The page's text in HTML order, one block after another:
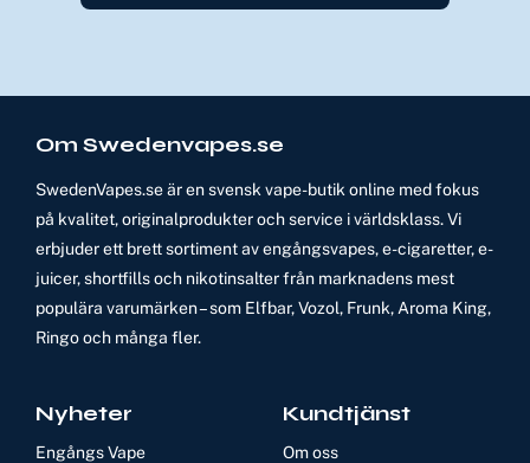
Om Swedenvapes.se
SwedenVapes.se är en svensk vape-butik online med fokus
på kvalitet, originalprodukter och service i världsklass. Vi
erbjuder ett brett sortiment av engångsvapes, e-cigaretter, e-
juicer, shortfills och nikotinsalter från marknadens mest
populära varumärken – som Elfbar, Vozol, Frunk, Aroma King,
Ringo och många fler.
Nyheter
Engångs Vape
Kundtjänst
Om oss